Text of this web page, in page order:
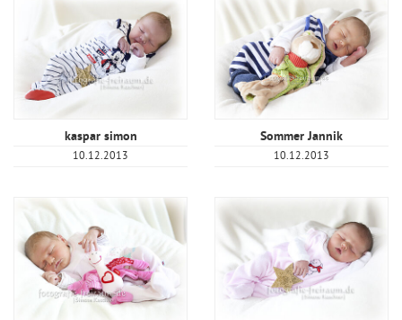
kaspar simon
10.12.2013
Sommer Jannik
10.12.2013